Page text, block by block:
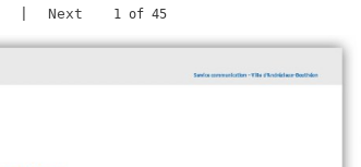
Next 2 of 45